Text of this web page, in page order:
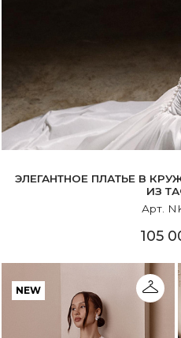
ЭЛЕГАНТНОЕ ПЛАТЬЕ В
ИЗ
Арт.
105
NEW